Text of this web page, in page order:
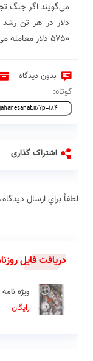
دلار در هر تن
۵۷۵۰ دلار معامله می‌شود.
بدون دیدگاه
کوتاه:
اشتراک گذاری
لطفاً براي ارسال
دریافت فایل
ویژه
رایگان